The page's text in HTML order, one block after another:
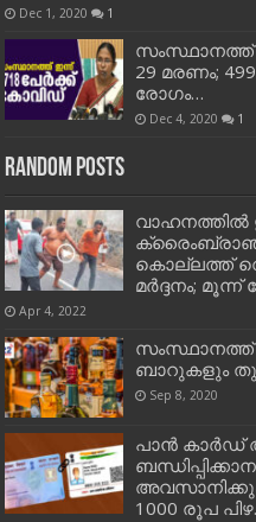
Dec 1, 2020 1
സംസ്ഥാനത്ത്
29 മരണം;
രോഗം…
Dec 4, 2020 1
Random Posts
വാഹനത്തിൽ
കൊല്ലത്ത്
മർദ്ദനം; മൂന്ന്
Apr 4, 2022
ബാറുകളും
Sep 8, 2020
പാന്‍ കാര്‍ഡ്
1000 രൂപ